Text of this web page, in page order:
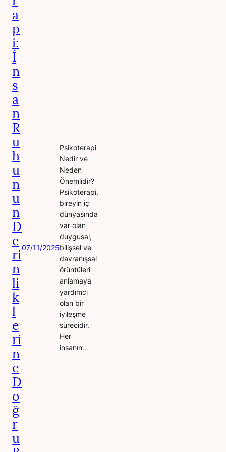
a
p
i:
İ
n
s
a
n
R
u
h
u
n
u
n
D
e
ri
n
li
k
l
e
ri
n
e
D
o
ğ
r
u
07/11/2025
Psikoterapi
Nedir ve
Neden
Önemlidir?
Psikoterapi,
bireyin iç
dünyasında
var olan
duygusal,
bilişsel ve
davranışsal
örüntüleri
anlamaya
yardımcı
olan bir
iyileşme
sürecidir.
Her
insanın…